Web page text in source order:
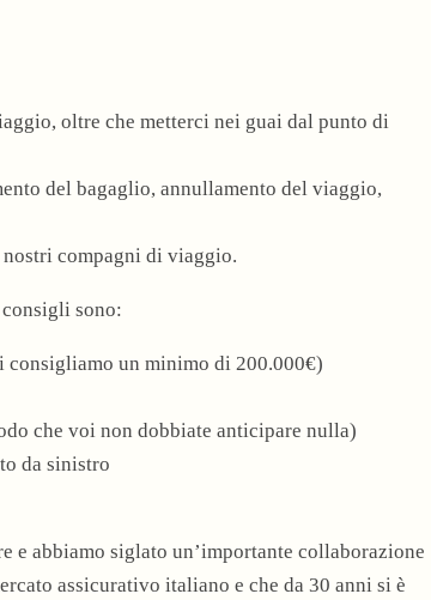
oltre che metterci nei guai dal punto di
del bagaglio, annullamento del viaggio,
nostri compagni di viaggio.
sono:
consigliamo un minimo di 200.000€)
che voi non dobbiate anticipare nulla)
da sinistro
e abbiamo siglato un’importante collaborazione
assicurativo italiano e che da 30 anni si è